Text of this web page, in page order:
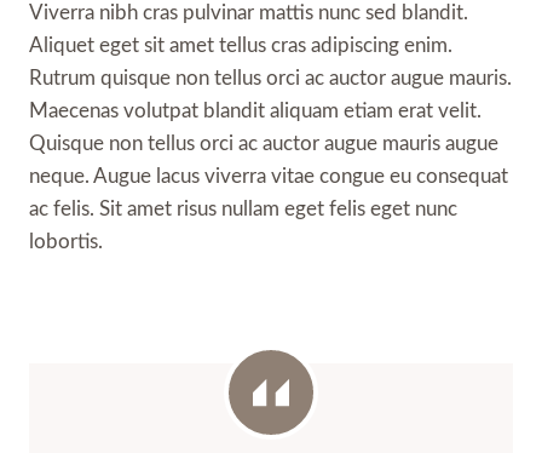
Viverra nibh cras pulvinar mattis nunc sed blandit.
Aliquet eget sit amet tellus cras adipiscing enim.
Rutrum quisque non tellus orci ac auctor augue mauris.
Maecenas volutpat blandit aliquam etiam erat velit.
Quisque non tellus orci ac auctor augue mauris augue
neque. Augue lacus viverra vitae congue eu consequat
ac felis. Sit amet risus nullam eget felis eget nunc
lobortis.